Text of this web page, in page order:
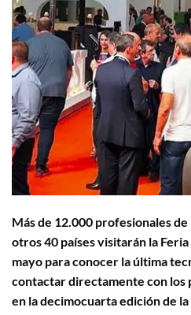
Más de 12.000 profesionales de
otros 40 países visitarán la
mayo para conocer la última
contactar directamente con
en la decimocuarta edición de